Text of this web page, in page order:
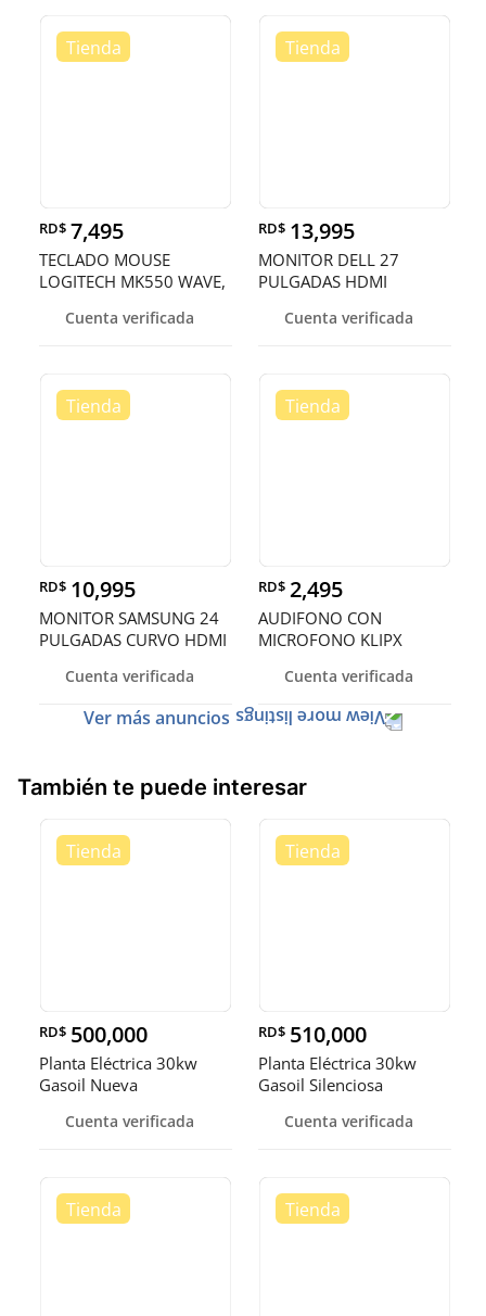
RD$ 7,495
TECLADO MOUSE
LOGITECH MK550 WAVE,
2.4GHZ WIRELESS,
Cuenta verificada
RD$ 13,995
MONITOR DELL 27
PULGADAS HDMI
Cuenta verificada
RD$ 10,995
MONITOR SAMSUNG 24
PULGADAS CURVO HDMI
Cuenta verificada
RD$ 2,495
AUDIFONO CON
MICROFONO KLIPX
40 HORAS DE
Cuenta verificada
Ver más anuncios
También te puede interesar
RD$ 500,000
Planta Eléctrica 30kw
Gasoil Nueva
Cuenta verificada
RD$ 510,000
Planta Eléctrica 30kw
Gasoil Silenciosa
Cuenta verificada